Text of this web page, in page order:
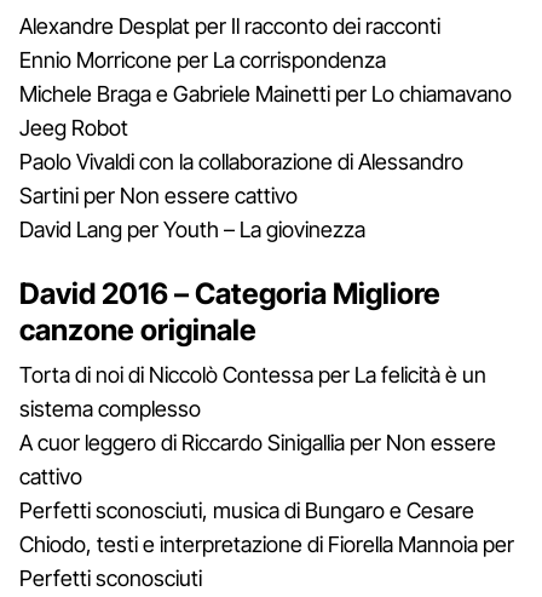
Alexandre Desplat per Il racconto dei racconti
Ennio Morricone per La corrispondenza
Michele Braga e Gabriele Mainetti per Lo chiamavano
Jeeg Robot
Paolo Vivaldi con la collaborazione di Alessandro
Sartini per Non essere cattivo
David Lang per Youth – La giovinezza
David 2016 – Categoria Migliore
canzone originale
Torta di noi di Niccolò Contessa per La felicità è un
sistema complesso
A cuor leggero di Riccardo Sinigallia per Non essere
cattivo
Perfetti sconosciuti, musica di Bungaro e Cesare
Chiodo, testi e interpretazione di Fiorella Mannoia per
Perfetti sconosciuti